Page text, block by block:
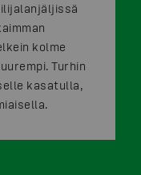
kolme
Turhin
kasatulla,